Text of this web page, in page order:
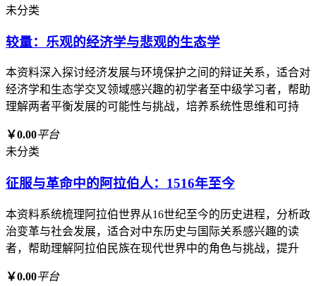
未分类
较量：乐观的经济学与悲观的生态学
本资料深入探讨经济发展与环境保护之间的辩证关系，适合对
经济学和生态学交叉领域感兴趣的初学者至中级学习者，帮助
理解两者平衡发展的可能性与挑战，培养系统性思维和可持
￥0.00平台
未分类
征服与革命中的阿拉伯人：1516年至今
本资料系统梳理阿拉伯世界从16世纪至今的历史进程，分析政
治变革与社会发展，适合对中东历史与国际关系感兴趣的读
者，帮助理解阿拉伯民族在现代世界中的角色与挑战，提升
￥0.00平台